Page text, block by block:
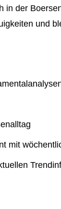
in der
und
mit